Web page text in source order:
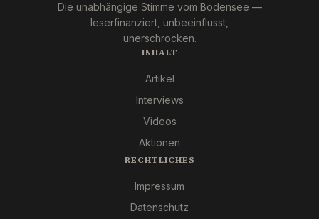
Die unabhängige Stimme vom Bodensee —
leserfinanziert, unbeeinflusst,
unerschrocken.
INHALT
Artikel
Interviews
Videos
Aktionen
RECHTLICHES
Impressum
Datenschutz